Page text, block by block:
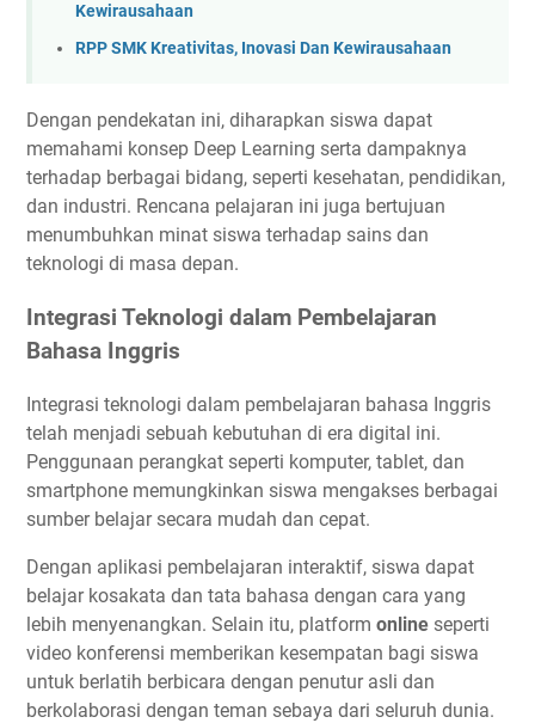
Kewirausahaan
RPP SMK Kreativitas, Inovasi Dan Kewirausahaan
Dengan pendekatan ini, diharapkan siswa dapat
memahami konsep Deep Learning serta dampaknya
terhadap berbagai bidang, seperti kesehatan, pendidikan,
dan industri. Rencana pelajaran ini juga bertujuan
menumbuhkan minat siswa terhadap sains dan
teknologi di masa depan.
Integrasi Teknologi dalam Pembelajaran
Bahasa Inggris
Integrasi teknologi dalam pembelajaran bahasa Inggris
telah menjadi sebuah kebutuhan di era digital ini.
Penggunaan perangkat seperti komputer, tablet, dan
smartphone memungkinkan siswa mengakses berbagai
sumber belajar secara mudah dan cepat.
Dengan aplikasi pembelajaran interaktif, siswa dapat
belajar kosakata dan tata bahasa dengan cara yang
lebih menyenangkan. Selain itu, platform online seperti
video konferensi memberikan kesempatan bagi siswa
untuk berlatih berbicara dengan penutur asli dan
berkolaborasi dengan teman sebaya dari seluruh dunia.